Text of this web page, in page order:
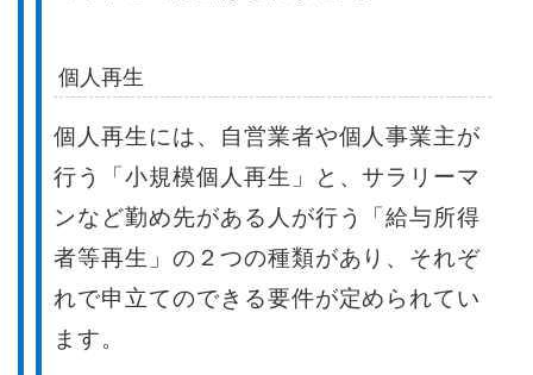
個人再生
個人再生には、自営業者や個人事業主が
行う「小規模個人再生」と、サラリーマ
ンなど勤め先がある人が行う「給与所得
者等再生」の２つの種類があり、それぞ
れで申立てのできる要件が定められてい
ます。